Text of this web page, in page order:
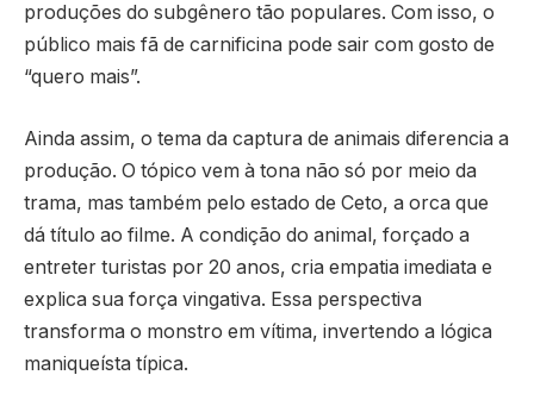
produções do subgênero tão populares. Com isso, o
público mais fã de carnificina pode sair com gosto de
“quero mais”.
Ainda assim, o tema da captura de animais diferencia a
produção. O tópico vem à tona não só por meio da
trama, mas também pelo estado de Ceto, a orca que
dá título ao filme. A condição do animal, forçado a
entreter turistas por 20 anos, cria empatia imediata e
explica sua força vingativa. Essa perspectiva
transforma o monstro em vítima, invertendo a lógica
maniqueísta típica.